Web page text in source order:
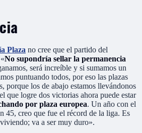
Plaza no cree que el partido del
No supondría sellar la permanencia
será increíble y si sumamos un
puntuando todos, por eso las plazas
porque los de abajo estamos llevándonos
que logre dos victorias ahora puede estar
por plaza europea. Un año con el
45, creo que fue el récord de la liga. Es
va a ser muy duro».